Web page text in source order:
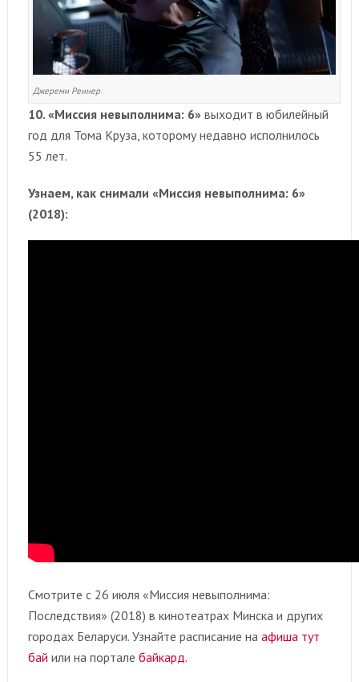
Джереми Реннер
10. «Миссия невыполнима: 6» выходит в юбилейный
год для Тома Круза, которому недавно исполнилось
55 лет.
Узнаем, как снимали «Миссия невыполнима: 6»
(2018):
Смотрите с 26 июля «Миссия невыполнима:
Последствия» (2018) в кинотеатрах Минска и других
городах Беларуси. Узнайте расписание на афиша тут
бай или на портале байкард.